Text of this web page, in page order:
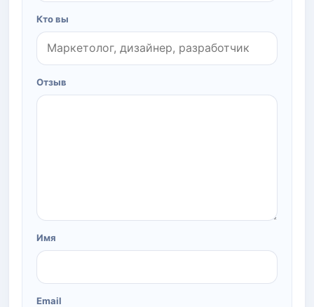
Кто вы
Отзыв
Имя
Email